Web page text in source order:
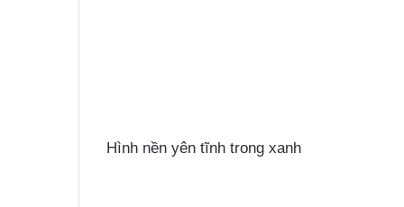
Hình nền yên tĩnh trong xanh